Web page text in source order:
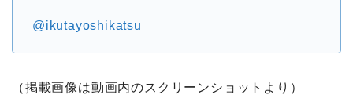
@ikutayoshikatsu
（掲載画像は動画内のスクリーンショットより）